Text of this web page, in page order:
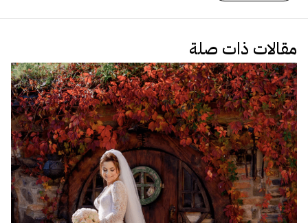
مقالات ذات صلة